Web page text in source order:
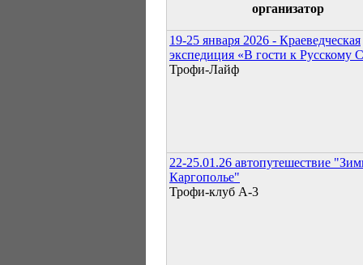
организатор
19-25 января 2026 - Краеведческая
экспедиция «В гости к Русскому
Трофи-Лайф
22-25.01.26 автопутешествие
Каргополье"
Трофи-клуб А-3